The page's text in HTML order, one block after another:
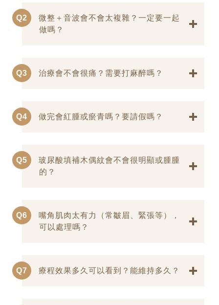
Q2
微整＋音波會不會太複雜？一定要一起
做嗎？
Q3 治療會不會很痛？需要打麻醉嗎？
Q4 做完會紅腫或瘀青嗎？要請假嗎？
Q5
玻尿酸填補木偶紋會不會很明顯或腫腫
的？
Q6
嘴角肌肉太有力（常皺眉、緊張等），
可以處理嗎？
Q7 療程效果多久可以看到？能維持多久？